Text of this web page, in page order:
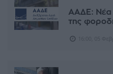
ΑΑΔΕ: Νέα
της